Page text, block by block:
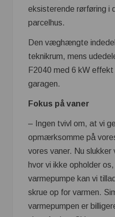
eksisterende rørføring i
parcelhus.
Den væghængte
teknikrum, mens
F2040 med 6 kW
garagen.
Fokus på vaner
– Ingen tvivl om, at vi
opmærksomme på
vores vaner. Nu slukker
hvor vi ikke opholder
varmepumpe kan vi
skrue op for varmen.
varmepumpen er